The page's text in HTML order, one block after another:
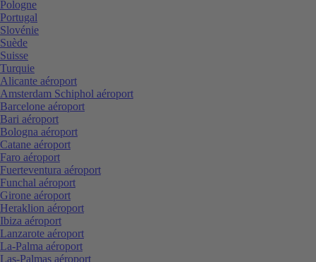
Pologne
Portugal
Slovénie
Suède
Suisse
Turquie
Alicante aéroport
Amsterdam Schiphol aéroport
Barcelone aéroport
Bari aéroport
Bologna aéroport
Catane aéroport
Faro aéroport
Fuerteventura aéroport
Funchal aéroport
Girone aéroport
Heraklion aéroport
Ibiza aéroport
Lanzarote aéroport
La-Palma aéroport
Las-Palmas aéroport